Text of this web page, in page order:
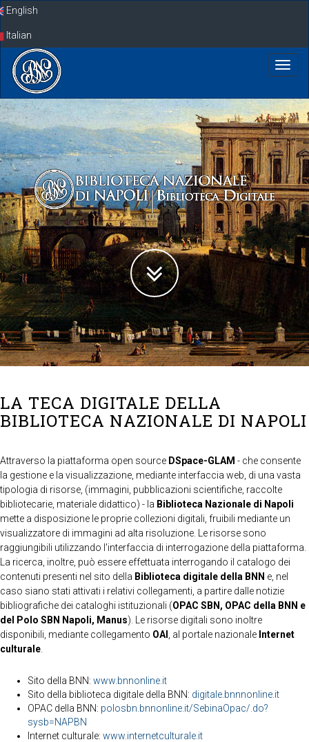
SkipEnglish
Italian
LA TECA DIGITALE DELLA
BIBLIOTECA NAZIONALE DI NAPOLI
Attraverso la piattaforma open source DSpace-GLAM - che consente
la gestione e la visualizzazione, mediante interfaccia web, di una vasta
tipologia di risorse, (immagini, pubblicazioni scientifiche, raccolte
bibliotecarie, materiale didattico) - la Biblioteca Nazionale di Napoli
mette a disposizione le proprie collezioni digitali, fruibili mediante un
visualizzatore di immagini ad alta risoluzione. Le risorse sono
raggiungibili utilizzando l'interfaccia di interrogazione della piattaforma.
La ricerca, inoltre, può essere effettuata interrogando il catalogo dei
contenuti presenti nel sito della Biblioteca digitale della BNN e, nel
caso siano stati attivati i relativi collegamenti, a partire dalle notizie
bibliografiche dei cataloghi istituzionali (OPAC SBN, OPAC della BNN e
del Polo SBN Napoli, Manus). Le risorse digitali sono inoltre
disponibili, mediante collegamento OAI , al portale nazionale Internet
culturale
Sito della BNN: www.bnnonline.it
Sito della biblioteca digitale della BNN: digitale.bnnnonline.it
OPAC della BNN: polosbn.bnnonline.it/SebinaOpac/.do?
sysb=NAPBN
Internet culturale: www.internetculturale.it